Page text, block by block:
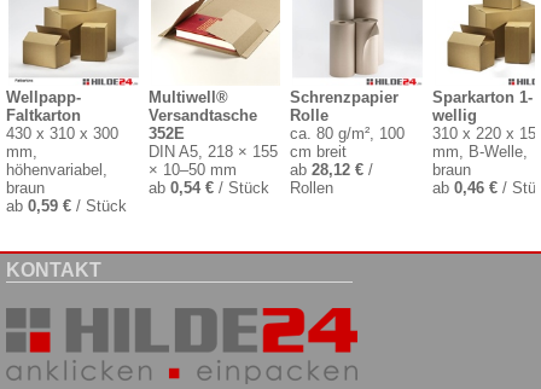
Wellpapp-
Faltkarton
430 x 310 x 300
mm,
höhenvariabel,
braun
ab 0,59 € / Stück
Multiwell®
Versandtasche
352E
DIN A5, 218 × 155
× 10–50 mm
ab 0,54 €/ Stück
Schrenzpapier
Rolle
ca. 80 g/m², 100
cm breit
ab28,12 € /
Rollen
Sparkarton 1-
wellig
310 x 220 x
mm, B-Welle,
braun
ab 0,46 €/
KONTAKT